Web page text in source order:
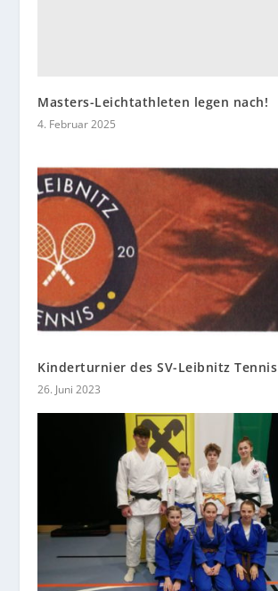
Masters-Leichtathleten legen nach!
4. Februar 2025
Kinderturnier des SV-Leibnitz Tennis
26. Juni 2023